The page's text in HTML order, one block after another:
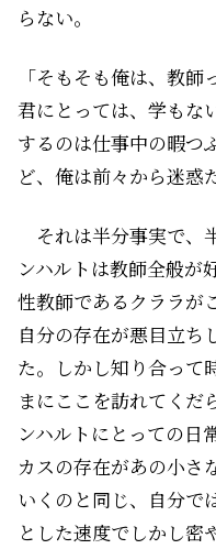
らない。
「そもそも俺は、教師
君にとっては、学もな
するのは仕事中の暇つ
ど、俺は前々から迷惑
それは半分事実で、
ンハルトは教師全般が
性教師であるクララが
自分の存在が悪目立ち
た。しかし知り合って
まにここを訪れてくだ
ンハルトにとっての日
カスの存在があの小さ
いくのと同じ、自分で
とした速度で――しかし